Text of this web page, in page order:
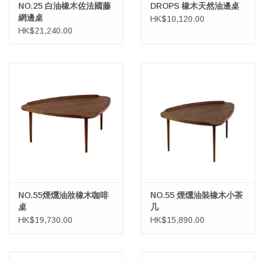
NO.25 白油橡木佐法國藤
網邊桌
HK$21,240.00
DROPS 橡木天然油邊桌
HK$10,120.00
NO.55煙燻油妝橡木咖啡
桌
HK$19,730.00
NO.55 煙燻油裝橡木小茶
几
HK$15,890.00